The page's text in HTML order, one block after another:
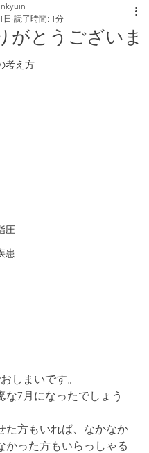
考え方
圧
患
がとうございま
日 読了時間: 1分
しまいです。
な7月になったでしょう
た方もいれば、なかなか
かった方もいらっしゃる